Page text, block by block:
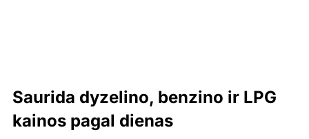
Saurida dyzelino, benzino ir LPG
kainos pagal dienas